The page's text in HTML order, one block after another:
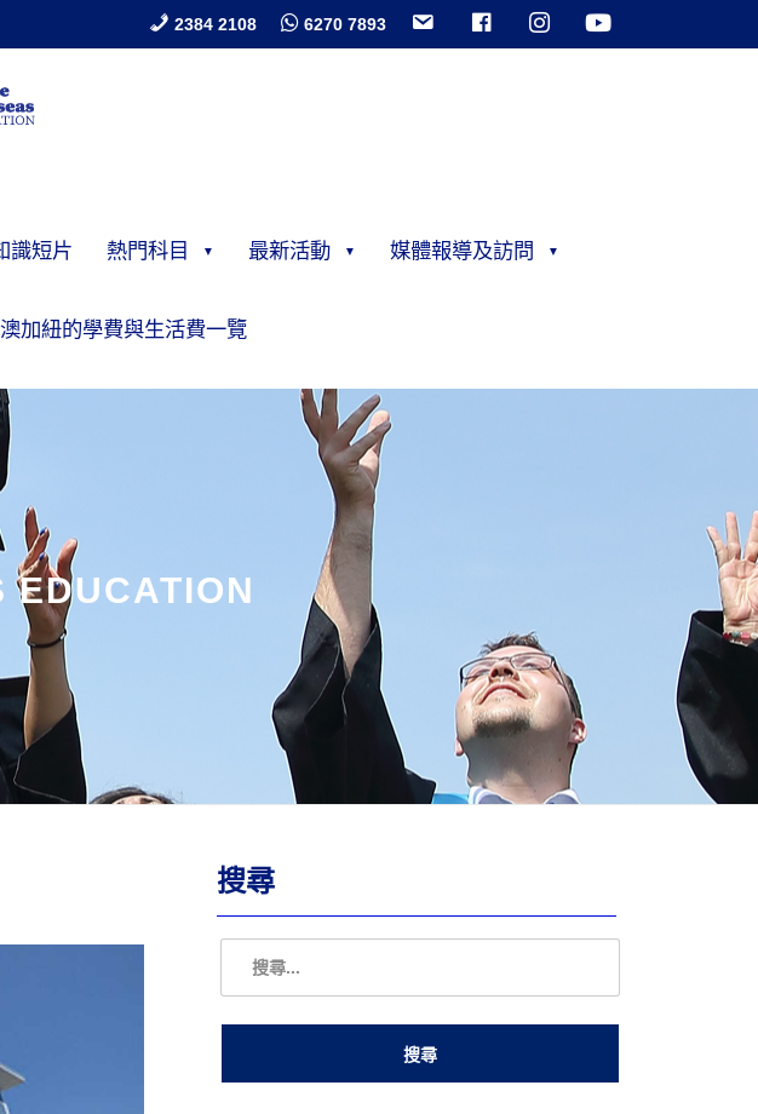
2384 2108 6270 7893
識短片 熱門科目 最新活動 媒體報導及訪問
加紐的學費與生活費一覽
EDUCATION
搜尋